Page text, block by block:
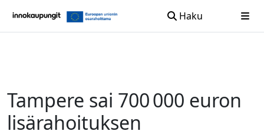
Haku
Tampere sai 700 000 euron
lisärahoituksen